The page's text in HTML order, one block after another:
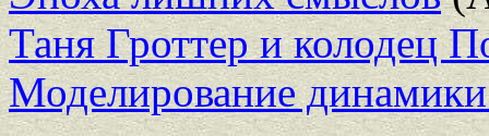
Таня Гроттер и колодец
Моделирование